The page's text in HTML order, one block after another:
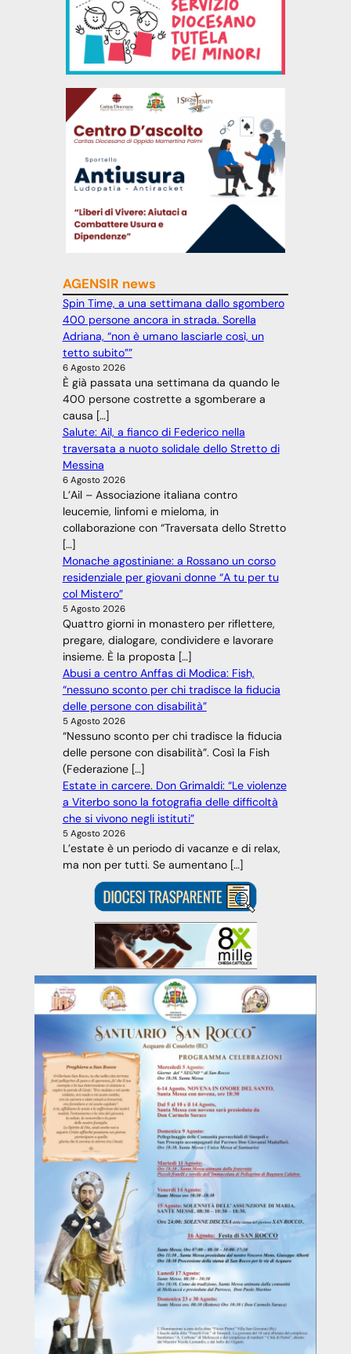
AGENSIR news
Spin Time, a una settimana dallo sgombero
400 persone ancora in strada. Sorella
Adriana, “non è umano lasciarle così, un
tetto subito””
6 Agosto 2026
È già passata una settimana da quando le
400 persone costrette a sgomberare a
causa […]
Salute: Ail, a fianco di Federico nella
traversata a nuoto solidale dello Stretto di
Messina
6 Agosto 2026
L’Ail – Associazione italiana contro
leucemie, linfomi e mieloma, in
collaborazione con “Traversata dello Stretto
[…]
Monache agostiniane: a Rossano un corso
residenziale per giovani donne “A tu per tu
col Mistero”
5 Agosto 2026
Quattro giorni in monastero per riflettere,
pregare, dialogare, condividere e lavorare
insieme. È la proposta […]
Abusi a centro Anffas di Modica: Fish,
“nessuno sconto per chi tradisce la fiducia
delle persone con disabilità”
5 Agosto 2026
“Nessuno sconto per chi tradisce la fiducia
delle persone con disabilità”. Così la Fish
(Federazione […]
Estate in carcere. Don Grimaldi: “Le violenze
a Viterbo sono la fotografia delle difficoltà
che si vivono negli istituti”
5 Agosto 2026
L’estate è un periodo di vacanze e di relax,
ma non per tutti. Se aumentano […]